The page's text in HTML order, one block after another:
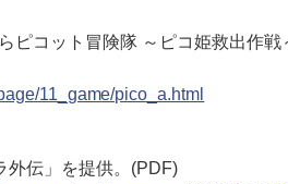
ピコット冒険隊 ～ピコ姫救出作戦
11_game/pico_a.html
外伝」を提供。(PDF)